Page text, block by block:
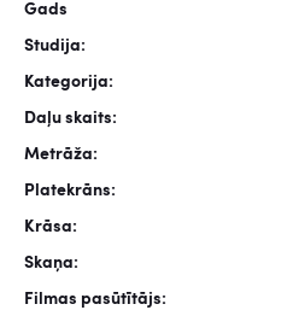
Gads
Studija:
Kategorija:
Daļu skaits:
Metrāža:
Platekrāns:
Krāsa:
Skaņa:
Filmas pasūtītājs: